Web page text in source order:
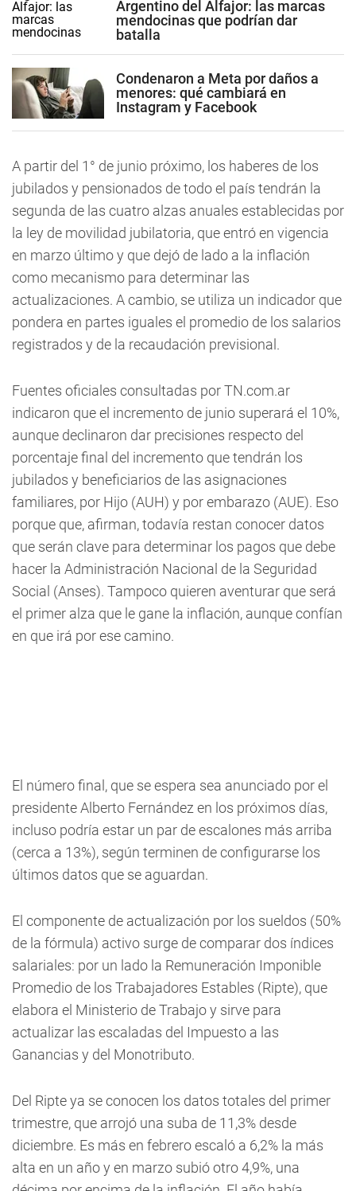
Argentino del Alfajor: las marcas
mendocinas que podrían dar
batalla
Condenaron a Meta por daños a
menores: qué cambiará en
Instagram y Facebook
A partir del 1° de junio próximo, los haberes de los
jubilados y pensionados de todo el país tendrán la
segunda de las cuatro alzas anuales establecidas por
la ley de movilidad jubilatoria, que entró en vigencia
en marzo último y que dejó de lado a la inflación
como mecanismo para determinar las
actualizaciones. A cambio, se utiliza un indicador que
pondera en partes iguales el promedio de los salarios
registrados y de la recaudación previsional.
Fuentes oficiales consultadas por TN.com.ar
indicaron que el incremento de junio superará el 10%,
aunque declinaron dar precisiones respecto del
porcentaje final del incremento que tendrán los
jubilados y beneficiarios de las asignaciones
familiares, por Hijo (AUH) y por embarazo (AUE). Eso
porque que, afirman, todavía restan conocer datos
que serán clave para determinar los pagos que debe
hacer la Administración Nacional de la Seguridad
Social (Anses). Tampoco quieren aventurar que será
el primer alza que le gane la inflación, aunque confían
en que irá por ese camino.
El número final, que se espera sea anunciado por el
presidente Alberto Fernández en los próximos días,
incluso podría estar un par de escalones más arriba
(cerca a 13%), según terminen de configurarse los
últimos datos que se aguardan.
El componente de actualización por los sueldos (50%
de la fórmula) activo surge de comparar dos índices
salariales: por un lado la Remuneración Imponible
Promedio de los Trabajadores Estables (Ripte), que
elabora el Ministerio de Trabajo y sirve para
actualizar las escaladas del Impuesto a las
Ganancias y del Monotributo.
Del Ripte ya se conocen los datos totales del primer
trimestre, que arrojó una suba de 11,3% desde
diciembre. Es más en febrero escaló a 6,2% la más
alta en un año y en marzo subió otro 4,9%, una